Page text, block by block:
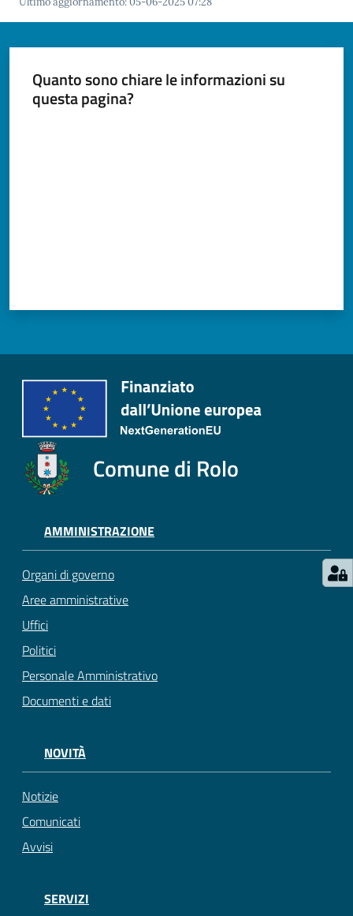
argomenti...
Quanto sono chiare le informazioni su
questa pagina?
Comune di Rolo
AMMINISTRAZIONE
Organi di governo
Aree amministrative
Uffici
Politici
Personale Amministrativo
Documenti e dati
NOVITÀ
Notizie
Comunicati
Avvisi
SERVIZI